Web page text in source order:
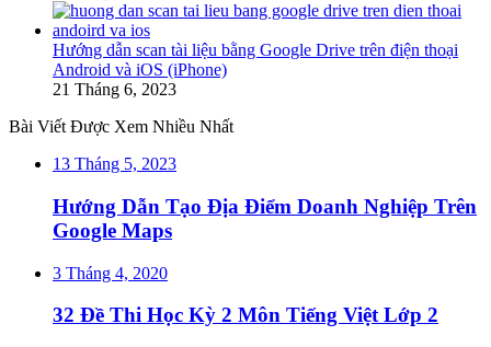
Hướng dẫn scan tài liệu bằng Google Drive trên điện thoại
Android và iOS (iPhone)
21 Tháng 6, 2023
Bài Viết Được Xem Nhiều Nhất
13 Tháng 5, 2023
Hướng Dẫn Tạo Địa Điểm Doanh Nghiệp Trên
Google Maps
3 Tháng 4, 2020
32 Đề Thi Học Kỳ 2 Môn Tiếng Việt Lớp 2